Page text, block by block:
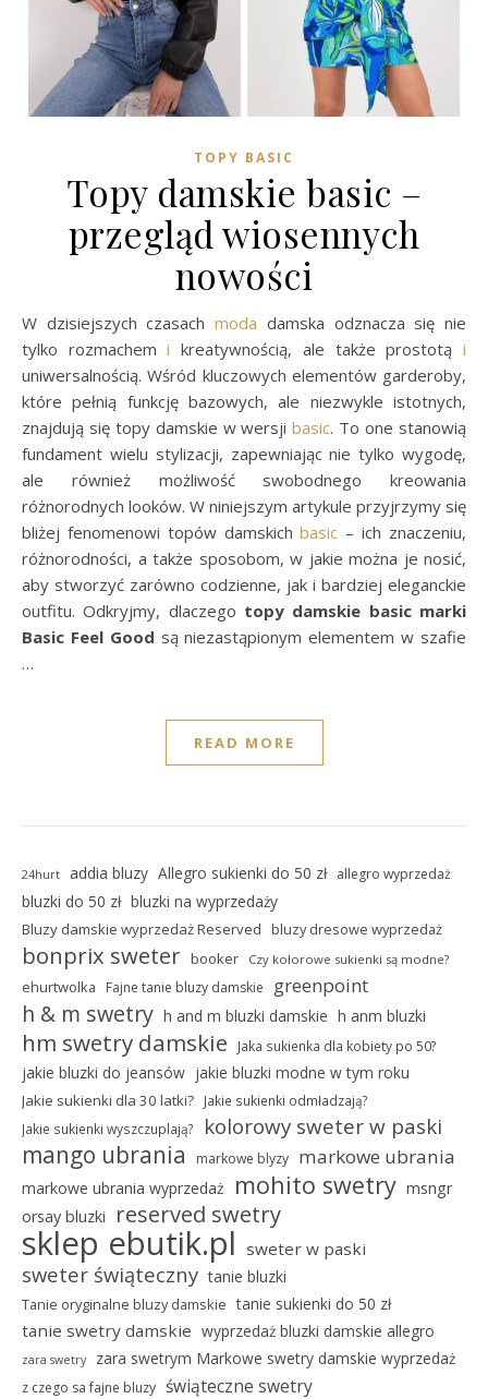
TOPY BASIC
Topy damskie basic –
przegląd wiosennych
nowości
W dzisiejszych czasachmoda damska odznacza się nie
tylko rozmachemi kreatywnością, ale także prostotąi
uniwersalnością. Wśród kluczowych elementów garderoby,
które pełnią funkcję bazowych, ale niezwykle istotnych,
znajdują się topy damskie w wersjibasic. To one stanowią
fundament wielu stylizacji, zapewniając nie tylko wygodę,
ale również możliwość swobodnego kreowania
różnorodnych looków. W niniejszym artykule przyjrzymy się
bliżej fenomenowi topów damskichbasic – ich znaczeniu,
różnorodności, a także sposobom, w jakie można je nosić,
aby stworzyć zarówno codzienne, jak i bardziej eleganckie
outfitu. Odkryjmy, dlaczego topy damskie basic marki
Basic Feel Good są niezastąpionym elementem w szafie
…
READ MORE
24hurt addia bluzy Allegro sukienki do 50 zł allegro wyprzedaż
bluzki do 50 zł bluzki na wyprzedaży
Bluzy damskie wyprzedaż Reserved bluzy dresowe wyprzedaż
bonprix sweter booker Czy kolorowe sukienki są modne?
ehurtwolka Fajne tanie bluzy damskie greenpoint
h & m swetry h and m bluzki damskie h anm bluzki
hm swetry damskie Jaka sukienka dla kobiety po 50?
jakie bluzki do jeansów jakie bluzki modne w tym roku
Jakie sukienki dla 30 latki?
Jakie sukienki odmładzają?
Jakie sukienki wyszczuplają?
kolorowy sweter w paski
mango ubrania markowe blyzy markowe ubrania
markowe ubrania wyprzedaż mohito swetry msngr
orsay bluzki
reserved swetry
sklep ebutik.pl sweter w paski
sweter świąteczny tanie bluzki
Tanie oryginalne bluzy damskie tanie sukienki do 50 zł
tanie swetry damskie wyprzedaż bluzki damskie allegro
zara swetry zara swetrym Markowe swetry damskie wyprzedaż
z czego sa fajne bluzy świąteczne swetry